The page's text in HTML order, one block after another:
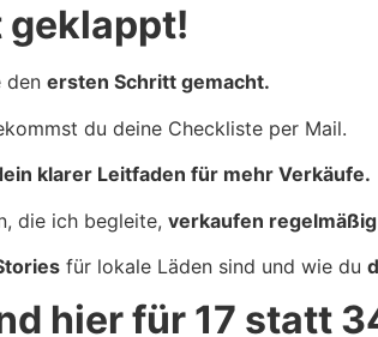
geklappt!
den ersten Schritt gemacht.
du deine Checkliste per Mail.
klarer Leitfaden für mehr Verkäufe.
die ich begleite, verkaufen
für lokale Läden sind und wie du
hier für 17 statt